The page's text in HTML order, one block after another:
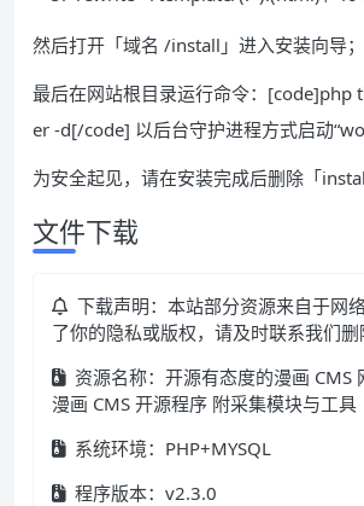
然后打开「域名 /install」进入安装向导；
最后在网站根目录运行命令：[code]php
er -d[/code] 以后台守护进程方式启动
为安全起见，请在安装完成后删除「
文件下载
下载声明：本站部分资源来自于网
了你的隐私或版权，请及时联系我们删
资源名称：开源有态度的漫画 CMS
漫画 CMS 开源程序 附采集模块与工具
系统环境：PHP+MYSQL
程序版本：v2.3.0